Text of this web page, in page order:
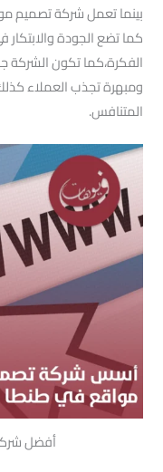
بينما تعمل شركة تصميم
كما تضع الجودة
الفكرة،كما تكون الشركة
ومبهرة تجذب العملاء
المتنافس.
أفضل